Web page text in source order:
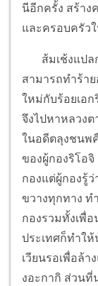
นีอีกครั้ง สร้า
และครอบครัว
ส้มเช้งแปลก
สามารถทำร้า
ใหม่กับร้อยเอ
จึงไปหาหลวง
ในอดีตลุงชนพ
ของผู้กองริโอ
กองแต่ผู้กองรู้
ขวางทุกทาง ท
กองรวมทั้งเพื่
ประเทศก็ทำให้
เวียนรอเพื่อล้
งอะกากิ ส่วนที่